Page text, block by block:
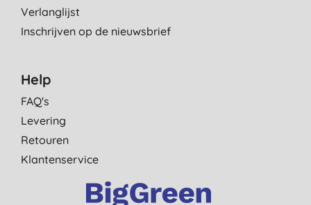
Verlanglijst
Inschrijven op de nieuwsbrief
Help
FAQ's
Levering
Retouren
Klantenservice